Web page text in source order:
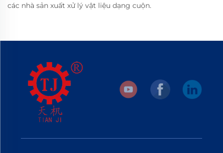
các nhà sản xuất xử lý vật liệu dạng cuộn.